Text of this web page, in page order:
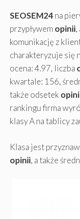
SEOSEM24na
przypływem opinii,
komunikację z
charakteryzuje się
ocena: 4.97, liczba
kwartale: 156,
także odsetek
rankingu firma
klasy A na tablicy
Klasa jest
opinii, a także